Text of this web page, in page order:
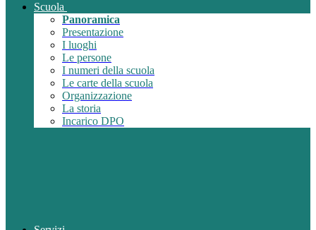
Scuola
Panoramica
Presentazione
I luoghi
Le persone
I numeri della scuola
Le carte della scuola
Organizzazione
La storia
Incarico DPO